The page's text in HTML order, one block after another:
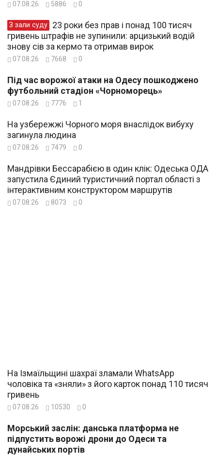
07.08.26 5886 0
З зали суду
гривень штрафів не зупинили: арцизький водій
знову сів за кермо та отримав вирок
07.08.26 7668 0
Під час ворожої атаки на Одесу пошкоджено
футбольний стадіон «Чорноморець»
07.08.26 7776 1
На узбережжі Чорного моря внаслідок вибуху
загинула людина
07.08.26 7479 0
Мандрівки Бессарабією в один клік: Одеська ОДА
запустила Єдиний туристичний портал області з
інтерактивним конструктором маршрутів
07.08.26 8073 0
На Ізмаїльщині шахраї зламали WhatsApp
чоловіка та «зняли» з його карток понад 110 тисяч
гривень
07.08.26 10530 0
Морський заслін: данська платформа не
підпустить ворожі дрони до Одеси та
дунайських портів